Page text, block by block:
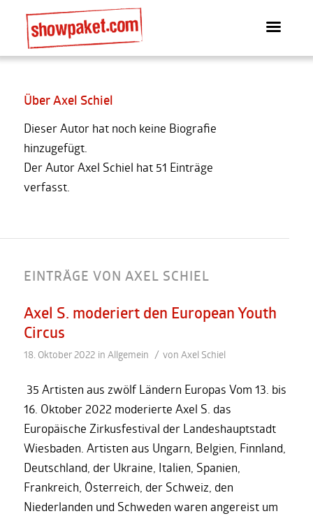
ÜberAxel Schiel
Dieser Autor hat noch keine Biografie
hinzugefügt.
Der AutorAxel Schiel hat 51 Einträge
verfasst.
EINTRÄGE VON AXEL SCHIEL
Axel S. moderiert den European Youth
Circus
18. Oktober 2022 in Allgemein / von Axel Schiel
35 Artisten aus zwölf Ländern Europas Vom 13. bis
16. Oktober 2022 moderierte Axel S. das
Europäische Zirkusfestival der Landeshauptstadt
Wiesbaden. Artisten aus Ungarn, Belgien, Finnland,
Deutschland, der Ukraine, Italien, Spanien,
Frankreich, Österreich, der Schweiz, den
Niederlanden und Schweden waren angereist um